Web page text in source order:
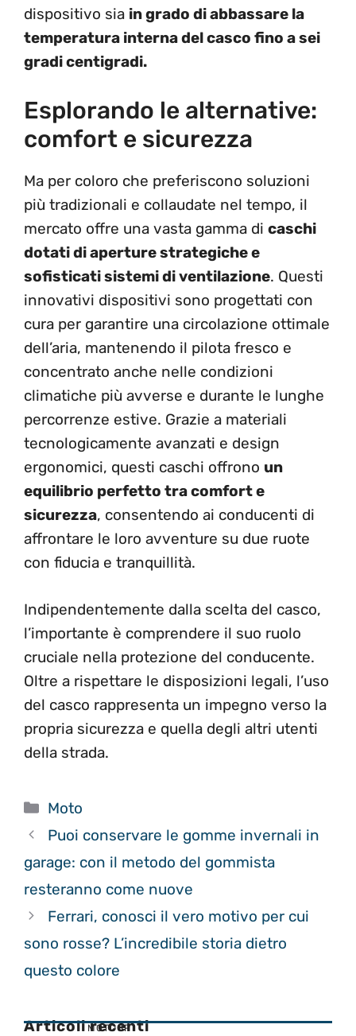
dispositivo sia in grado di abbassare la
temperatura interna del casco fino a sei
gradi centigradi.
Esplorando le alternative:
comfort e sicurezza
Ma per coloro che preferiscono soluzioni
più tradizionali e collaudate nel tempo, il
mercato offre una vasta gamma di caschi
dotati di aperture strategiche e
sofisticati sistemi di ventilazione. Questi
innovativi dispositivi sono progettati con
cura per garantire una circolazione ottimale
dell’aria, mantenendo il pilota fresco e
concentrato anche nelle condizioni
climatiche più avverse e durante le lunghe
percorrenze estive. Grazie a materiali
tecnologicamente avanzati e design
ergonomici, questi caschi offrono un
equilibrio perfetto tra comfort e
sicurezza, consentendo ai conducenti di
affrontare le loro avventure su due ruote
con fiducia e tranquillità.
Indipendentemente dalla scelta del casco,
l’importante è comprendere il suo ruolo
cruciale nella protezione del conducente.
Oltre a rispettare le disposizioni legali, l’uso
del casco rappresenta un impegno verso la
propria sicurezza e quella degli altri utenti
della strada.
Categorie
Moto
Puoi conservare le gomme invernali in
garage: con il metodo del gommista
resteranno come nuove
Ferrari, conosci il vero motivo per cui
sono rosse? L’incredibile storia dietro
questo colore
Articoli recenti
MOTOGP